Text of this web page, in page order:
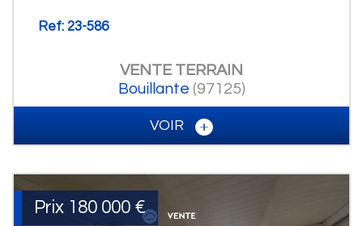
Ref: 23-586
VENTE TERRAIN
Bouillante (97125)
VOIR
Prix 180 000 €